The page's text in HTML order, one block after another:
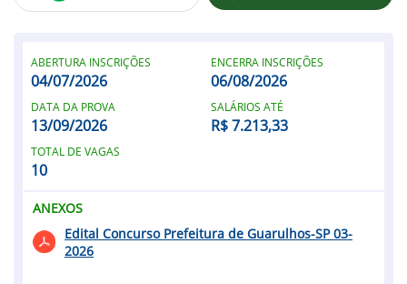
ABERTURA INSCRIÇÕES
04/07/2026
ENCERRA INSCRIÇÕES
06/08/2026
DATA DA PROVA
13/09/2026
SALÁRIOS ATÉ
R$ 7.213,33
TOTAL DE VAGAS
10
ANEXOS
Edital Concurso Prefeitura de Guarulhos-SP 03-
2026